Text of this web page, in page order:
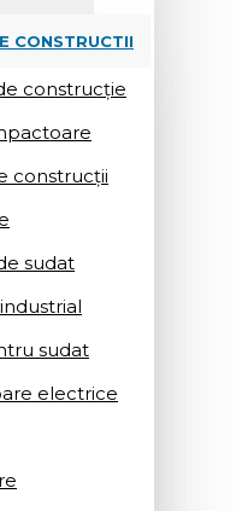
CONSTRUCTII
construcție
construcții
sudat
sudat
electrice